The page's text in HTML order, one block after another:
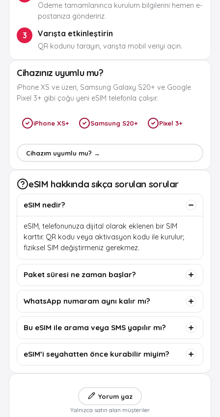
Ödeme tamamlanınca kurulum bilgilerini hemen e-
postanıza göndeririz.
3 Varışta etkinleştirin
QR kodunu tarayın, varışta mobil veriyi açın.
Cihazınız uyumlu mu?
iPhone XS ve üzeri, Samsung Galaxy S20+ ve Google
Pixel 3+ gibi çoğu yeni eSIM telefonla çalışır.
iPhone XS+ Samsung S20+ Pixel 3+
Cihazım uyumlu mu? →
eSIM hakkında sıkça sorulan sorular
eSIM nedir?
eSIM, telefonunuza dijital olarak eklenen bir SIM
karttır. QR kodu veya aktivasyon kodu ile kurulur;
fiziksel SIM değiştirmeniz gerekmez.
Paket süresi ne zaman başlar?
WhatsApp numaram aynı kalır mı?
Bu eSIM ile arama veya SMS yapılır mı?
eSIM’i seyahatten önce kurabilir miyim?
Yorum yaz
Yalnızca satın alan müşteriler